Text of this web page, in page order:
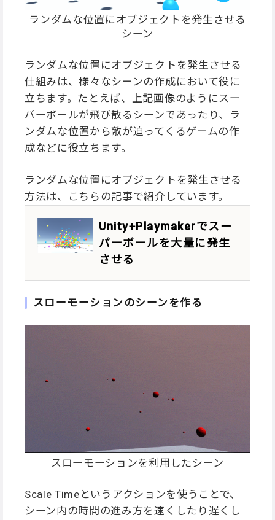
ランダムな位置にオブジェクトを発生させる
シーン
ランダムな位置にオブジェクトを発生させる
仕組みは、様々なシーンの作成において役に
立ちます。たとえば、上記画像のようにスー
パーボールが飛び散るシーンであったり、ラ
ンダムな位置から敵が迫ってくるゲームの作
成などに役立ちます。
ランダムな位置にオブジェクトを発生させる
方法は、こちらの記事で紹介しています。
Unity+Playmakerでスー
パーボールを大量に発生
させる
スローモーションのシーンを作る
スローモーションを利用したシーン
Scale Timeというアクションを使うことで、
シーン内の時間の進み方を速くしたり遅くし